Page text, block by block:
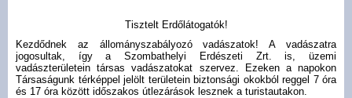
Intézmények
Tisztelt Erdőlátogatók!
Kezdődnek az állományszabályozó vadászatok! A vadászatra
jogosultak, így a Szombathelyi Erdészeti Zrt. is, üzemi
vadászterületein társas vadászatokat szervez. Ezeken a napokon
Társaságunk térképpel jelölt területein biztonsági okokból reggel 7 óra
és 17 óra között időszakos útlezárások lesznek a turistautakon.